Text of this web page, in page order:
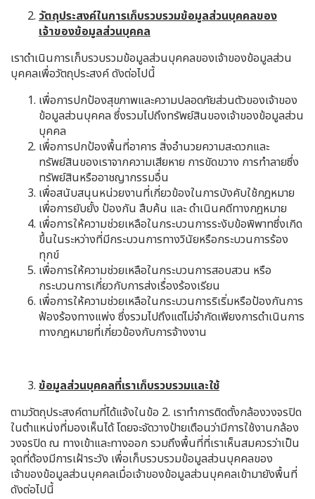
วัตถุประสงค์ในการเก็บรวบรวมข้อมูลส่วนบุคคลของ
เจ้าของข้อมูลส่วนบุคคล
เราดำเนินการเก็บรวบรวมข้อมูลส่วนบุคคลของเจ้าของข้อมูลส่วน
บุคคลเพื่อวัตถุประสงค์ ดังต่อไปนี้
เพื่อการปกป้องสุขภาพและความปลอดภัยส่วนตัวของเจ้าของ
ข้อมูลส่วนบุคคล ซึ่งรวมไปถึงทรัพย์สินของเจ้าของข้อมูลส่วน
บุคคล
เพื่อการปกป้องพื้นที่อาคาร สิ่งอำนวยความสะดวกและ
ทรัพย์สินของเราจากความเสียหาย การขัดขวาง การทำลายซึ่ง
ทรัพย์สินหรืออาชญากรรมอื่น
เพื่อสนับสนุนหน่วยงานที่เกี่ยวข้องในการบังคับใช้กฎหมาย
เพื่อการยับยั้ง ป้องกัน สืบค้น และ ดำเนินคดีทางกฎหมาย
เพื่อการให้ความช่วยเหลือในกระบวนการระงับข้อพิพาทซึ่งเกิด
ขึ้นในระหว่างที่มีกระบวนการทางวินัยหรือกระบวนการร้อง
ทุกข์
เพื่อการให้ความช่วยเหลือในกระบวนการสอบสวน หรือ
กระบวนการเกี่ยวกับการส่งเรื่องร้องเรียน
เพื่อการให้ความช่วยเหลือในกระบวนการริเริ่มหรือป้องกันการ
ฟ้องร้องทางแพ่ง ซึ่งรวมไปถึงแต่ไม่จำกัดเพียงการดำเนินการ
ทางกฎหมายที่เกี่ยวข้องกับการจ้างงาน
ข้อมูลส่วนบุคคลที่เราเก็บรวบรวมและใช้
ตามวัตถุประสงค์ตามที่ได้แจ้งในข้อ 2. เราทำการติดตั้งกล้องวงจรปิด
ในตำแหน่งที่มองเห็นได้ โดยจะจัดวางป้ายเตือนว่ามีการใช้งานกล้อง
วงจรปิด ณ ทางเข้าและทางออก รวมถึงพื้นที่ที่เราเห็นสมควรว่าเป็น
จุดที่ต้องมีการเฝ้าระวัง เพื่อเก็บรวบรวมข้อมูลส่วนบุคคลของ
เจ้าของข้อมูลส่วนบุคคลเมื่อเจ้าของข้อมูลส่วนบุคคลเข้ามายังพื้นที่
ดังต่อไปนี้